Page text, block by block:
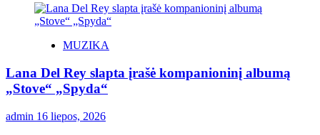
MUZIKA
Lana Del Rey slapta įrašė kompanioninį albumą
„Stove“ „Spyda“
admin 16 liepos, 2026